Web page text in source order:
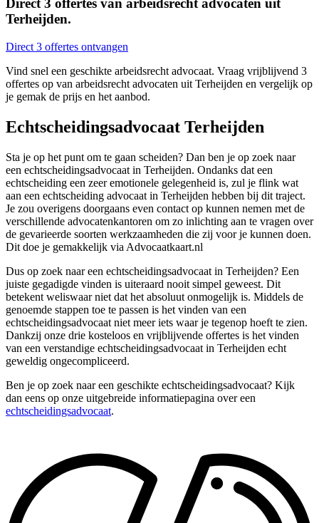
Direct 3 offertes van arbeidsrecht advocaten uit
Terheijden.
Direct 3 offertes ontvangen
Vind snel een geschikte arbeidsrecht advocaat. Vraag vrijblijvend 3
offertes op van arbeidsrecht advocaten uit Terheijden en vergelijk op
je gemak de prijs en het aanbod.
Echtscheidingsadvocaat Terheijden
Sta je op het punt om te gaan scheiden? Dan ben je op zoek naar
een echtscheidingsadvocaat in Terheijden. Ondanks dat een
echtscheiding een zeer emotionele gelegenheid is, zul je flink wat
aan een echtscheiding advocaat in Terheijden hebben bij dit traject.
Je zou overigens doorgaans even contact op kunnen nemen met de
verschillende advocatenkantoren om zo inlichting aan te vragen over
de gevarieerde soorten werkzaamheden die zij voor je kunnen doen.
Dit doe je gemakkelijk via Advocaatkaart.nl
Dus op zoek naar een echtscheidingsadvocaat in Terheijden? Een
juiste gegadigde vinden is uiteraard nooit simpel geweest. Dit
betekent weliswaar niet dat het absoluut onmogelijk is. Middels de
genoemde stappen toe te passen is het vinden van een
echtscheidingsadvocaat niet meer iets waar je tegenop hoeft te zien.
Dankzij onze drie kosteloos en vrijblijvende offertes is het vinden
van een verstandige echtscheidingsadvocaat in Terheijden echt
geweldig ongecompliceerd.
Ben je op zoek naar een geschikte echtscheidingsadvocaat? Kijk
dan eens op onze uitgebreide informatiepagina over een
echtscheidingsadvocaat.